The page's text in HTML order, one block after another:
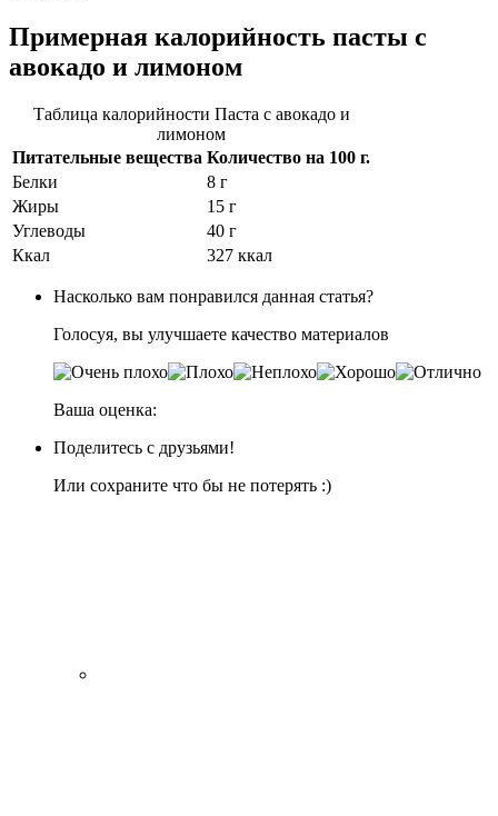
Примерная калорийность пасты с
авокадо и лимоном
Таблица калорийности Паста с авокадо и
лимоном
Питательные вещества Количество на 100 г.
Ккал 327 ккал
Белки
8 г
Жиры
15 г
Углеводы
40 г
Насколько вам понравился данная статья?
Голосуя, вы улучшаете качество материалов
Ваша оценка:
Поделитесь с друзьями!
Или сохраните что бы не потерять :)